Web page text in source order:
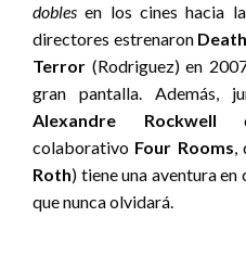
dobles en los cines hacia
directores estrenaron
Terror (Rodriguez) en
gran pantalla. Además,
Alexandre Rockwell
colaborativo Four Rooms,
Roth) tiene una aventura
que nunca olvidará.